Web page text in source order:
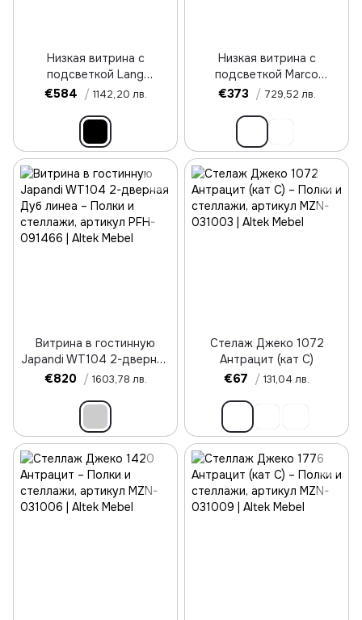
Низкая витрина с
подсветкой Lang
3D1W/100 Черный/Дуб
€584 / 1142,20 лв.
Низкая витрина с
подсветкой Marco
1D1W/72 Белый/Белый
€373 / 729,52 лв.
Витрина в гостинную
Japandi WT104 2-дверная
Дуб линеа
€820 / 1603,78 лв.
Стелаж Джеко 1072
Антрацит (кат С)
€67 / 131,04 лв.